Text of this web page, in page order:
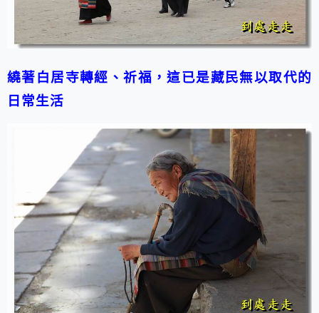
繞著白居寺轉經、祈福，這已是藏民無以取代的
日常生活